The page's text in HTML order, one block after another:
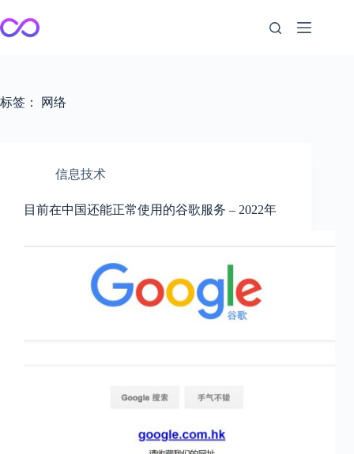
至
内
标签： 网络
信息技术
目前在中国还能正常使用的谷歌服务 – 2022年